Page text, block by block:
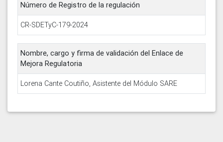
Número de Registro de la regulación
CR-SDETyC-179-2024
Nombre, cargo y firma de validación del Enlace de
Mejora Regulatoria
Lorena Cante Coutiño, Asistente del Módulo SARE